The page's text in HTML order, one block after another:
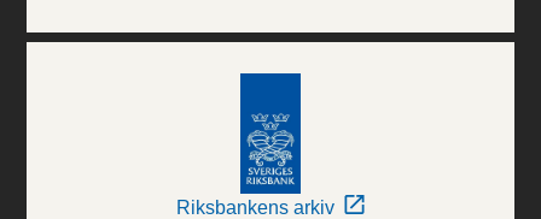
Riksbankens arkiv